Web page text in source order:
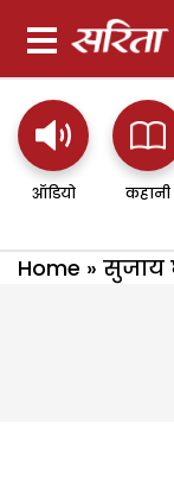
ऑडियो कहानी
Home » सुजाय